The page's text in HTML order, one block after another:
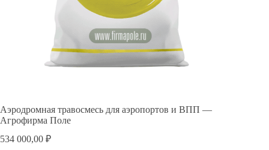
Аэродромная травосмесь для аэропортов и ВПП —
Агрофирма Поле
534 000,00 ₽